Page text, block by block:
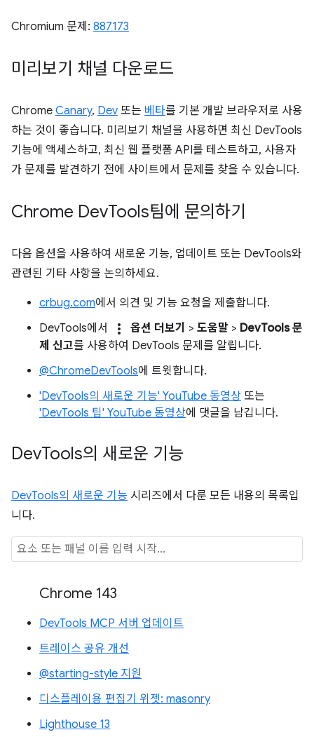
Chromium 문제: 887173
미리보기 채널 다운로드
Chrome Canary, Dev 또는 베타를 기본 개발 브라우저로 사용
하는 것이 좋습니다. 미리보기 채널을 사용하면 최신 DevTools
기능에 액세스하고, 최신 웹 플랫폼 API를 테스트하고, 사용자
가 문제를 발견하기 전에 사이트에서 문제를 찾을 수 있습니다.
Chrome DevTools팀에 문의하기
다음 옵션을 사용하여 새로운 기능, 업데이트 또는 DevTools와
관련된 기타 사항을 논의하세요.
crbug.com에서 의견 및 기능 요청을 제출합니다.
DevTools에서
more_vert 옵션 더보기 > 도움말 > DevTools 문
제 신고를 사용하여 DevTools 문제를 알립니다.
@ChromeDevTools에 트윗합니다.
'DevTools의 새로운 기능' YouTube 동영상 또는
'DevTools 팁' YouTube 동영상에 댓글을 남깁니다.
DevTools의 새로운 기능
DevTools의 새로운 기능 시리즈에서 다룬 모든 내용의 목록입
니다.
Chrome 143
DevTools MCP 서버 업데이트
트레이스 공유 개선
@starting-style 지원
디스플레이용 편집기 위젯: masonry
Lighthouse 13